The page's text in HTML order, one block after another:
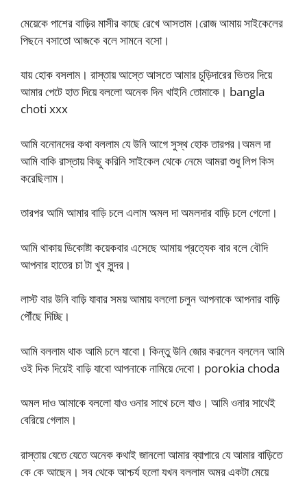
মেয়েকে পাশের বাড়ির মাসীর কাছে রেখে আসতাম।রোজ আমায় সাইকেলের
পিছনে বসাতো আজকে বলে সামনে বসো।
যায় হোক বসলাম। রাস্তায় আস্তে আসতে আমার চুড়িদারের ভিতর দিয়ে
আমার পেটে হাত দিয়ে বললো অনেক দিন খাইনি তোমাকে। bangla
choti xxx
আমি বনোনদের কথা বললাম যে উনি আগে সুস্থ হোক তারপর।অমল দা
আমি বাকি রাস্তায় কিছু করিনি সাইকেল থেকে নেমে আমরা শুধু লিপ কিস
করেছিলাম।
তারপর আমি আমার বাড়ি চলে এলাম অমল দা অমলদার বাড়ি চলে গেলো।
আমি থাকায় ডিকোষ্টা কয়েকবার এসেছে আমায় প্রত্যেক বার বলে বৌদি
আপনার হাতের চা টা খুব সুন্দর।
লাস্ট বার উনি বাড়ি যাবার সময় আমায় বললো চলুন আপনাকে আপনার বাড়ি
পৌঁছে দিচ্ছি।
আমি বললাম থাক আমি চলে যাবো। কিন্তু উনি জোর করলেন বললেন আমি
ওই দিক দিয়েই বাড়ি যাবো আপনাকে নামিয়ে দেবো। porokia choda
অমল দাও আমাকে বললো যাও ওনার সাথে চলে যাও। আমি ওনার সাথেই
বেরিয়ে গেলাম।
রাস্তায় যেতে যেতে অনেক কথাই জানলো আমার ব্যাপারে যে আমার বাড়িতে
কে কে আছেন। সব থেকে আশ্চর্য হলো যখন বললাম অমর একটা মেয়ে